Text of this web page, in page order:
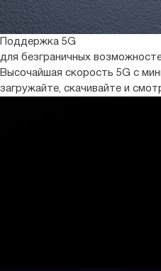
Поддержка 5G
для безграничных
Высочайшая скорость 5G с
загружайте, скачивайте и